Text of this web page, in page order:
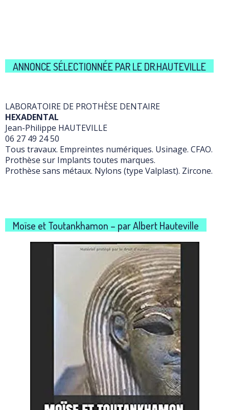
ANNONCE SÉLECTIONNÉE PAR LE DR.HAUTEVILLE
LABORATOIRE DE PROTHÈSE DENTAIRE
HEXADENTAL
Jean-Philippe HAUTEVILLE
06 27 49 24 50
Tous travaux. Empreintes numériques. Usinage. CFAO.
Prothèse sur Implants toutes marques.
Prothèse sans métaux. Nylons (type Valplast). Zircone.
Moïse et Toutankhamon – par Albert Hauteville